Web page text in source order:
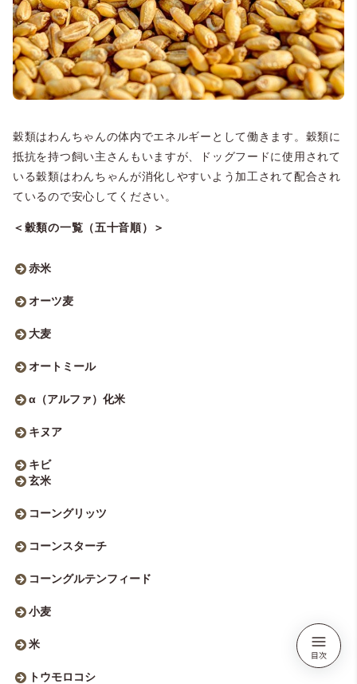
穀類はわんちゃんの体内でエネルギーとして働きます。穀類に
抵抗を持つ飼い主さんもいますが、ドッグフードに使用されて
いる穀類はわんちゃんが消化しやすいよう加工されて配合され
ているので安心してください。
＜穀類の一覧（五十音順）＞
赤米
オーツ麦
大麦
オートミール
α（アルファ）化米
キヌア
キビ
玄米
コーングリッツ
コーンスターチ
コーングルテンフィード
小麦
米
トウモロコシ